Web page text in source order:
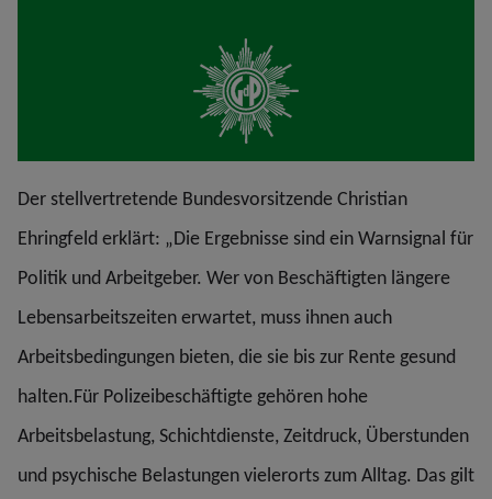
Der stellvertretende Bundesvorsitzende Christian
Ehringfeld erklärt: „Die Ergebnisse sind ein Warnsignal für
Politik und Arbeitgeber. Wer von Beschäftigten längere
Lebensarbeitszeiten erwartet, muss ihnen auch
Arbeitsbedingungen bieten, die sie bis zur Rente gesund
halten.Für Polizeibeschäftigte gehören hohe
Arbeitsbelastung, Schichtdienste, Zeitdruck, Überstunden
und psychische Belastungen vielerorts zum Alltag. Das gilt